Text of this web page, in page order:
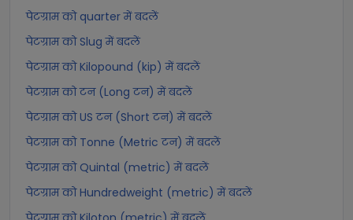
पेटग्राम को quarter में बदलें
पेटग्राम को Slug में बदलें
पेटग्राम को Kilopound (kip) में बदलें
पेटग्राम को टन (Long टन) में बदलें
पेटग्राम को US टन (Short टन) में बदलें
पेटग्राम को Tonne (Metric टन) में बदलें
पेटग्राम को Quintal (metric) में बदलें
पेटग्राम को Hundredweight (metric) में बदलें